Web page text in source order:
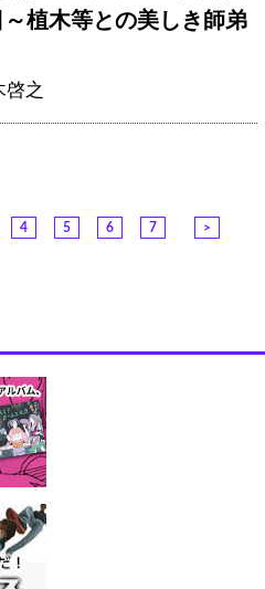
植木等との美しき師弟
啓之
4 5 6 7 >